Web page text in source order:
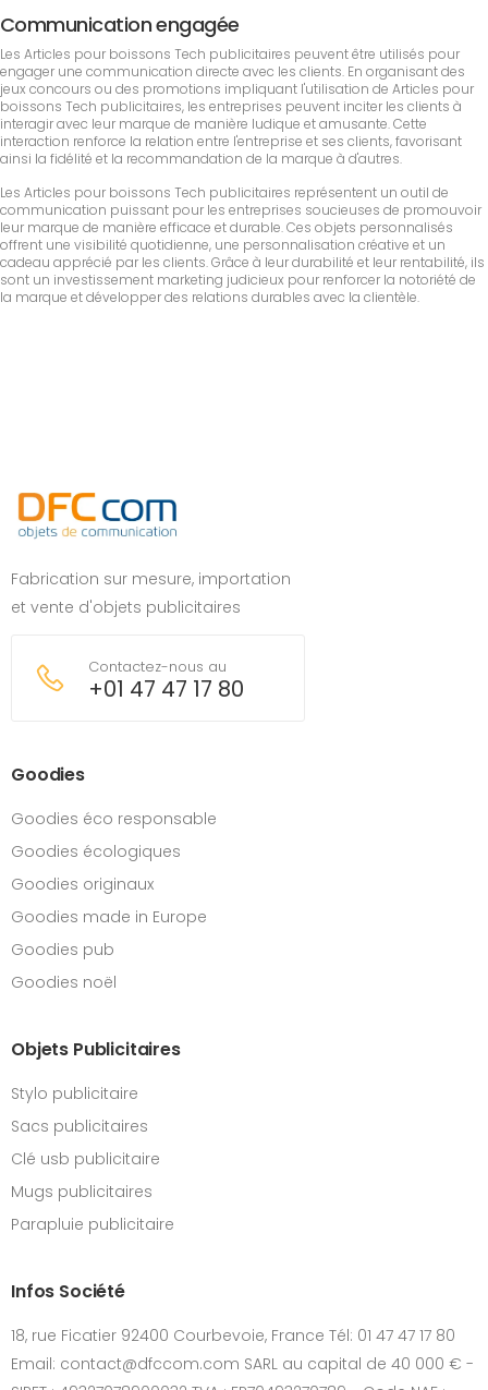
Communication engagée
Les Articles pour boissons Tech publicitaires peuvent être utilisés pour
engager une communication directe avec les clients. En organisant des
jeux concours ou des promotions impliquant l'utilisation de Articles pour
boissons Tech publicitaires, les entreprises peuvent inciter les clients à
interagir avec leur marque de manière ludique et amusante. Cette
interaction renforce la relation entre l'entreprise et ses clients, favorisant
ainsi la fidélité et la recommandation de la marque à d'autres.
Les Articles pour boissons Tech publicitaires représentent un outil de
communication puissant pour les entreprises soucieuses de promouvoir
leur marque de manière efficace et durable. Ces objets personnalisés
offrent une visibilité quotidienne, une personnalisation créative et un
cadeau apprécié par les clients. Grâce à leur durabilité et leur rentabilité, ils
sont un investissement marketing judicieux pour renforcer la notoriété de
la marque et développer des relations durables avec la clientèle.
Fabrication sur mesure, importation
et vente d'objets publicitaires
Contactez-nous au
+01 47 47 17 80
Goodies
Goodies éco responsable
Goodies écologiques
Goodies originaux
Goodies made in Europe
Goodies pub
Goodies noël
Objets Publicitaires
Stylo publicitaire
Sacs publicitaires
Clé usb publicitaire
Mugs publicitaires
Parapluie publicitaire
Infos Société
18, rue Ficatier 92400 Courbevoie, France Tél: 01 47 47 17 80
Email: contact@dfccom.com SARL au capital de 40 000 € -